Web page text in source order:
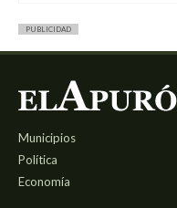
PUBLICIDAD
Municipios
Política
Economía